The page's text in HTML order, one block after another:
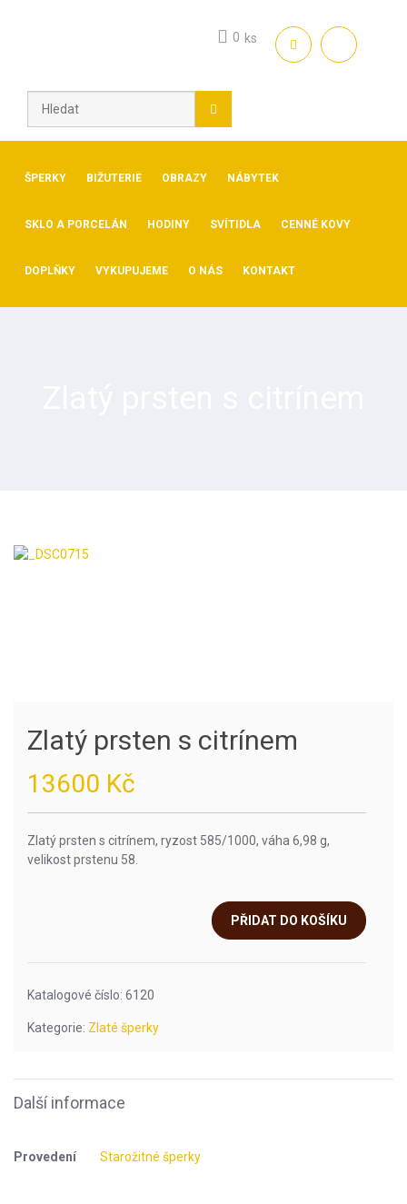
0 ks
ŠPERKY BIŽUTERIE OBRAZY NÁBYTEK
SKLO A PORCELÁN HODINY SVÍTIDLA CENNÉ KOVY
DOPLŇKY VYKUPUJEME O NÁS KONTAKT
Zlatý prsten s citrínem
13600 Kč
Zlatý prsten s citrínem, ryzost 585/1000, váha 6,98 g,
velikost prstenu 58.
PŘIDAT DO KOŠÍKU
Katalogové číslo: 6120
Kategorie: Zlaté šperky
Další informace
Provedení Starožitné šperky